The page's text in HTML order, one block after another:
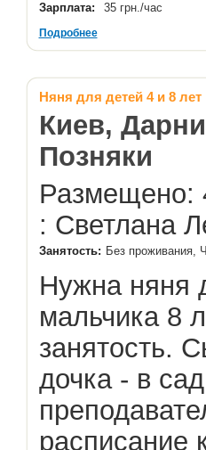
Зарплата: 35 грн./час
Подробнее
Няня для детей 4 и 8 лет
Киев,
Позняки
Размещено:
: Светлана
Занятость: Без проживания,
Нужна няня
мальчика 8
занятость.
дочка - в
расписание